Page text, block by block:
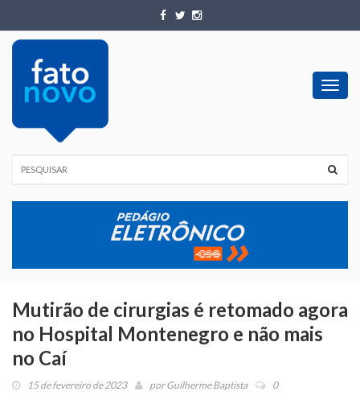
Mutirão de cirurgias é retomado agora
no Hospital Montenegro e não mais
no Caí
15 de fevereiro de 2023 porGuilherme Baptista 0